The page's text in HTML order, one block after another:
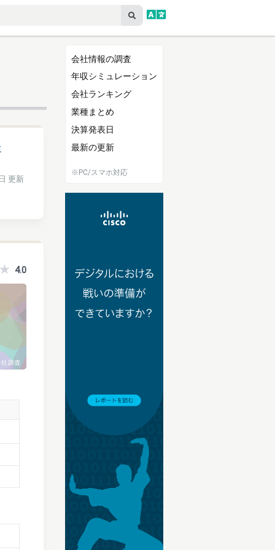
更新
4.0
会社情報の調査
年収シミュレーション
会社ランキング
業種まとめ
決算発表日
最新の更新
※PC/スマホ対応